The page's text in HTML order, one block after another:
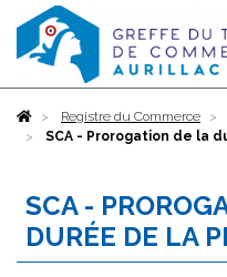
AccueilRegistre du Commerce
SCA - Prorogation de la
SCA -
DURÉE DE LA